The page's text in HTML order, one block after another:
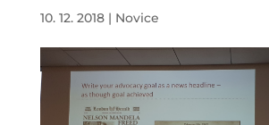
10. 12. 2018| Novice